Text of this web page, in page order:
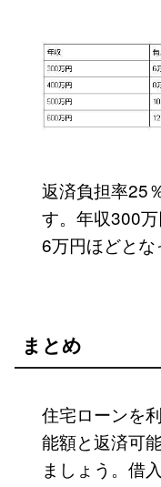
返済負担率25
す。年収300
6万円ほどとな
まとめ
住宅ローンを
能額と返済可
ましょう。借